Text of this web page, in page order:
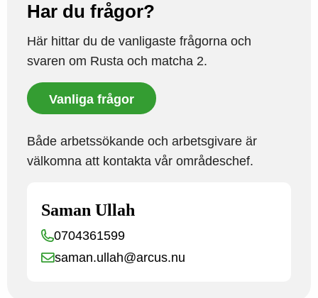
Har du frågor?
Här hittar du de vanligaste frågorna och
svaren om Rusta och matcha 2.
Vanliga frågor
Både arbetssökande och arbetsgivare är
välkomna att kontakta vår områdeschef.
Saman Ullah
0704361599
saman.ullah@arcus.nu